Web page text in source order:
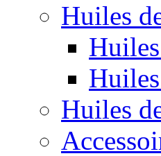
Huiles
Huiles